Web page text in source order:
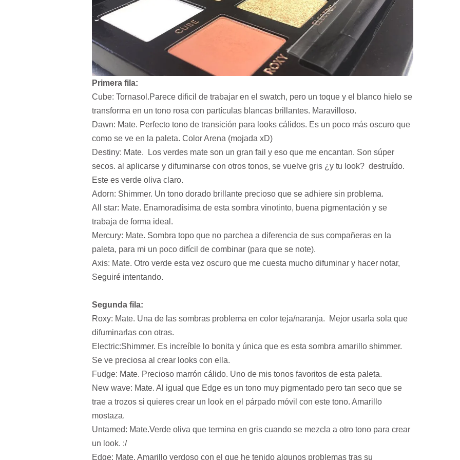
Primera fila:
Cube: Tornasol.Parece dificil de trabajar en el swatch, pero un toque y el blanco hielo se
transforma en un tono rosa con partículas blancas brillantes. Maravilloso.
Dawn: Mate. Perfecto tono de transición para looks cálidos. Es un poco más oscuro que
como se ve en la paleta. Color Arena (mojada xD)
Destiny: Mate. Los verdes mate son un gran fail y eso que me encantan. Son súper
secos. al aplicarse y difuminarse con otros tonos, se vuelve gris ¿y tu look? destruído.
Este es verde oliva claro.
Adorn: Shimmer. Un tono dorado brillante precioso que se adhiere sin problema.
All star: Mate. Enamoradísima de esta sombra vinotinto, buena pigmentación y se
trabaja de forma ideal.
Mercury: Mate. Sombra topo que no parchea a diferencia de sus compañeras en la
paleta, para mi un poco difícil de combinar (para que se note).
Axis: Mate. Otro verde esta vez oscuro que me cuesta mucho difuminar y hacer notar,
Seguiré intentando.
Segunda fila:
Roxy: Mate. Una de las sombras problema en color teja/naranja. Mejor usarla sola que
difuminarlas con otras.
Electric:Shimmer. Es increíble lo bonita y única que es esta sombra amarillo shimmer.
Se ve preciosa al crear looks con ella.
Fudge: Mate. Precioso marrón cálido. Uno de mis tonos favoritos de esta paleta.
New wave: Mate. Al igual que Edge es un tono muy pigmentado pero tan seco que se
trae a trozos si quieres crear un look en el párpado móvil con este tono. Amarillo
mostaza.
Untamed: Mate.Verde oliva que termina en gris cuando se mezcla a otro tono para crear
un look. :/
Edge: Mate. Amarillo verdoso con el que he tenido algunos problemas tras su